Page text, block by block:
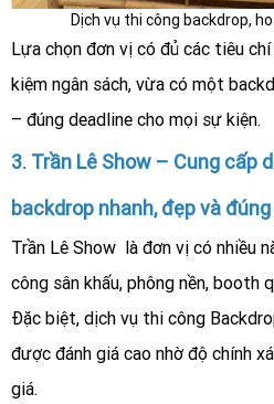
Dịch vụ thi công backdrop,
Lựa chọn đơn vị có đủ các tiêu
kiệm ngân sách, vừa có một
– đúng deadline cho mọi sự kiện.
3. Trần Lê Show – Cung cấp
backdrop nhanh, đẹp và
Trần Lê Show là đơn vị có nhiều
công sân khấu, phông nền, booth
Đặc biệt, dịch vụ thi công
được đánh giá cao nhờ độ chính
giá.